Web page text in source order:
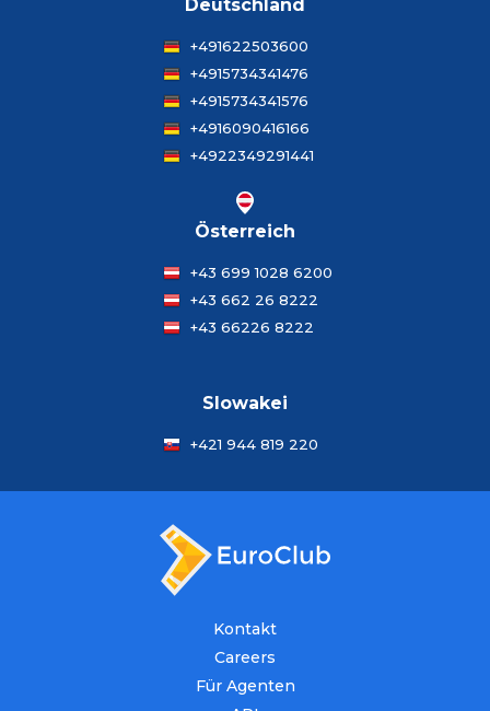
Deutschland
+491622503600
+4915734341476
+4915734341576
+4916090416166
+4922349291441
Österreich
+43 699 1028 6200
+43 662 26 8222
+43 66226 8222
Slowakei
+421 944 819 220
Kontakt
Careers
Für Agenten